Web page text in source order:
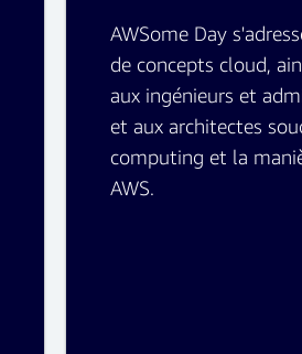
AWSome Day
de concepts cloud,
aux ingénieurs et
et aux architectes
computing et la
AWS.